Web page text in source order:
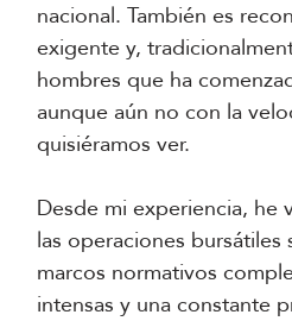
nacional. También es
exigente y,
hombres que ha
aunque aún no con la
quisiéramos ver.
Desde mi experiencia, he
las operaciones bursátiles
marcos normativos
intensas y una constante